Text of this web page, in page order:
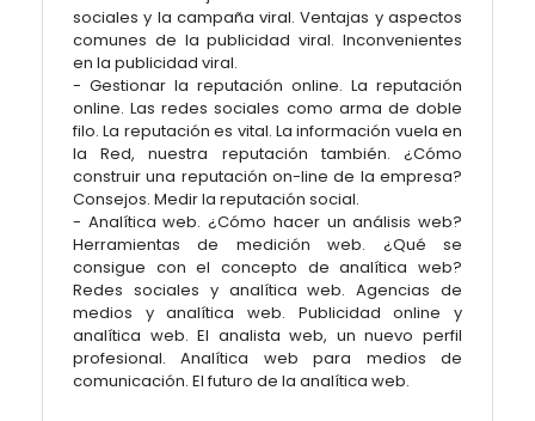
sociales y la campaña viral. Ventajas y aspectos
comunes de la publicidad viral. Inconvenientes
en la publicidad viral.
- Gestionar la reputación online. La reputación
online. Las redes sociales como arma de doble
filo. La reputación es vital. La información vuela en
la Red, nuestra reputación también. ¿Cómo
construir una reputación on-line de la empresa?
Consejos. Medir la reputación social.
- Analítica web. ¿Cómo hacer un análisis web?
Herramientas de medición web. ¿Qué se
consigue con el concepto de analítica web?
Redes sociales y analítica web. Agencias de
medios y analítica web. Publicidad online y
analítica web. El analista web, un nuevo perfil
profesional. Analítica web para medios de
comunicación. El futuro de la analítica web.